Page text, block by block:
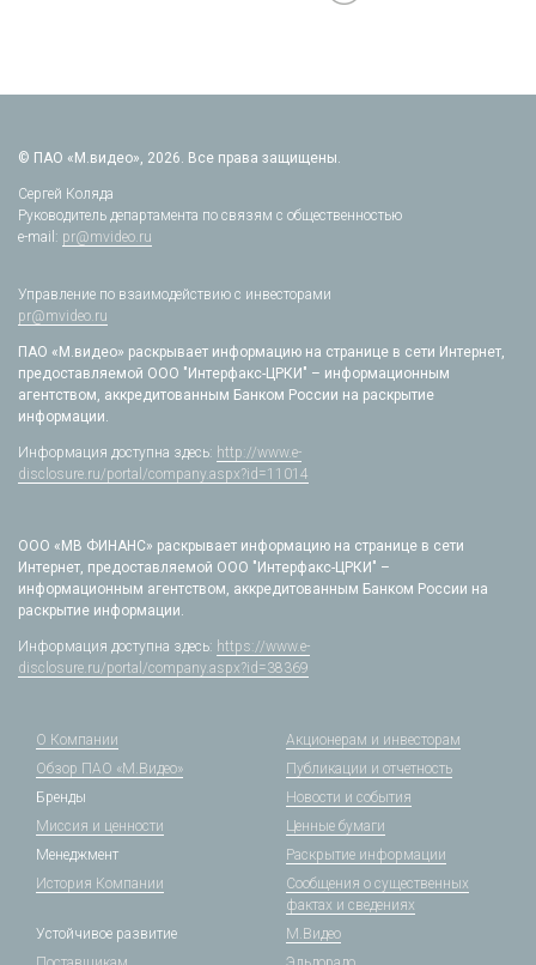
© ПАО «М.видео», 2026. Все права защищены.
Сергей Коляда
Руководитель департамента по связям с общественностью
e-mail: pr@mvideo.ru
Управление по взаимодействию с инвесторами
pr@mvideo.ru
ПАО «М.видео» раскрывает информацию на странице в сети Интернет,
предоставляемой ООО "Интерфакс-ЦРКИ" – информационным
агентством, аккредитованным Банком России на раскрытие
информации.
Информация доступна здесь: http://www.e-
disclosure.ru/portal/company.aspx?id=11014
ООО «МВ ФИНАНС» раскрывает информацию на странице в сети
Интернет, предоставляемой ООО "Интерфакс-ЦРКИ" –
информационным агентством, аккредитованным Банком России на
раскрытие информации.
Информация доступна здесь: https://www.e-
disclosure.ru/portal/company.aspx?id=38369
О Компании
Обзор ПАО «М.Видео»
Бренды
Миссия и ценности
Менеджмент
История Компании
Акционерам и инвесторам
Публикации и отчетность
Новости и события
Ценные бумаги
Раскрытие информации
Сообщения о существенных
фактах и сведениях
Устойчивое развитие
М.Видео